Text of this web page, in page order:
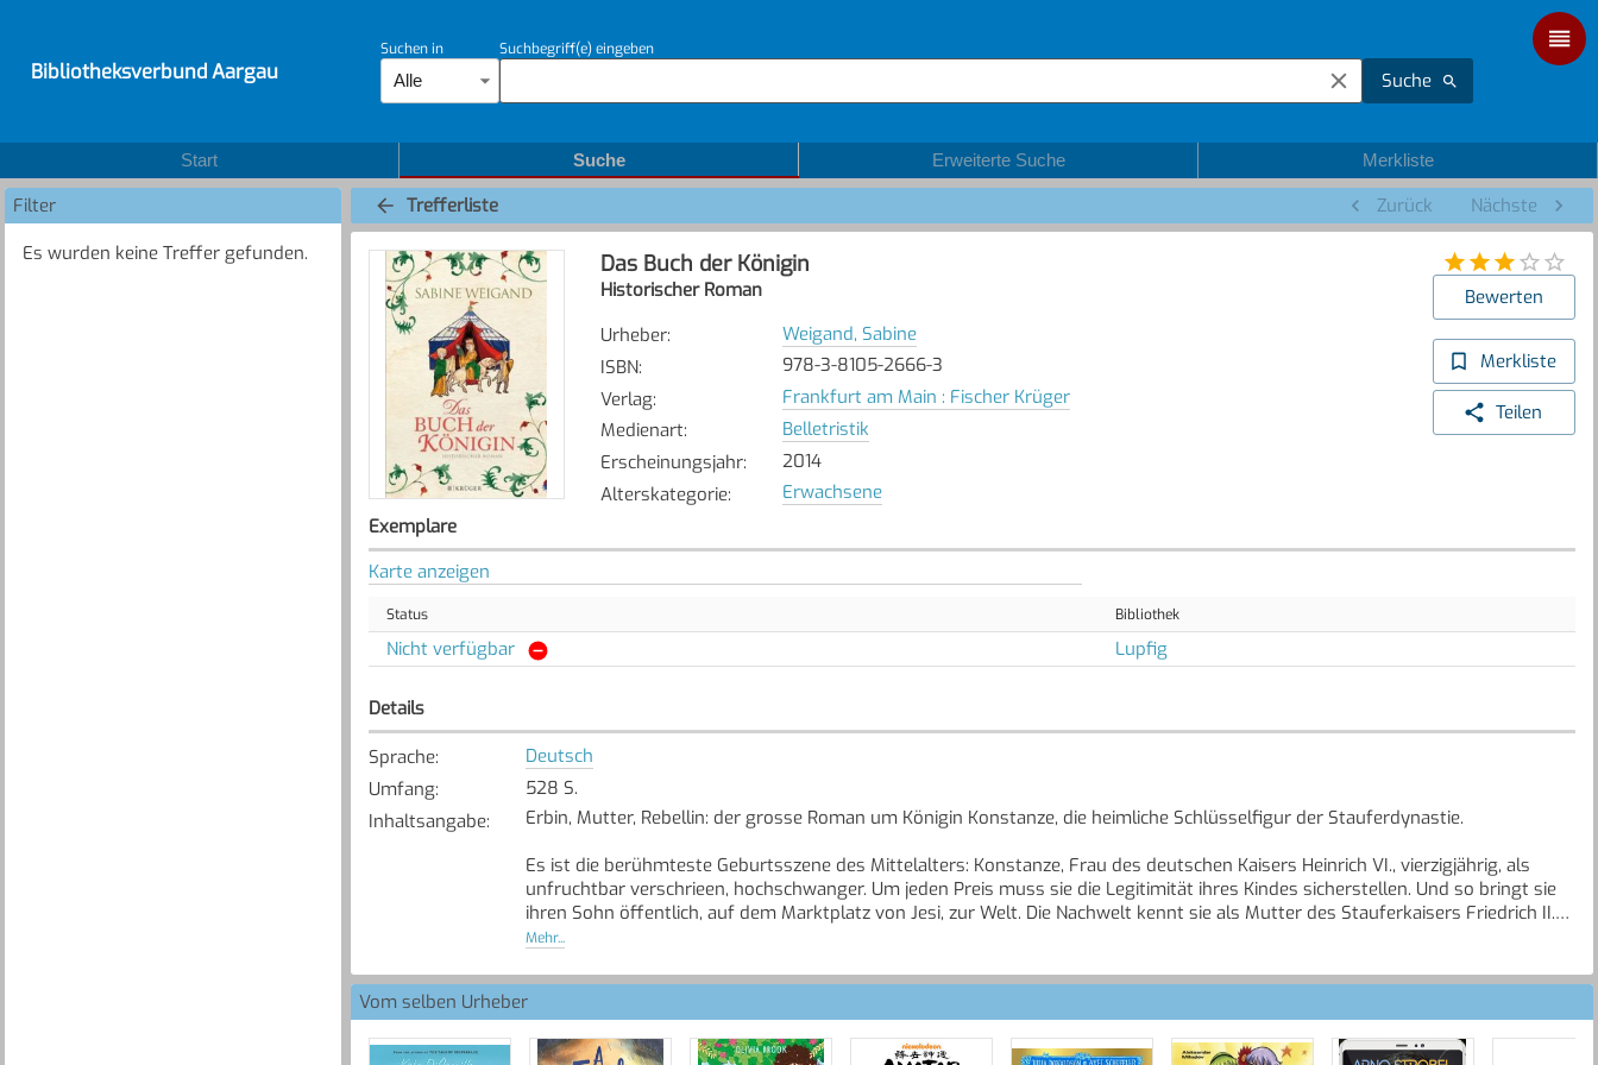
Bibliotheksverbund Aargau
Suchen in
Alle
Suchbegriff(e) eingeben
Suche
Start Suche Erweiterte Suche Merkliste
Filter
Es wurden keine Treffer gefunden.
Trefferliste Zurück Nächste
Das Buch der Königin
Historischer Roman
Urheber:
Weigand, Sabine
ISBN:
978-3-8105-2666-3
Verlag:
Frankfurt am Main : Fischer Krüger
Medienart:
Belletristik
Erscheinungsjahr:
2014
Alterskategorie: Erwachsene
Bewerten
Merkliste
Teilen
Exemplare
Karte anzeigen
Status Bibliothek
Nicht verfügbar Lupfig
Details
Sprache:
Deutsch
Umfang:
528 S.
Inhaltsangabe:
Erbin, Mutter, Rebellin: der grosse Roman um Königin Konstanze, die heimliche Schlüsselfigur der Stauferdynastie.
Es ist die berühmteste Geburtsszene des Mittelalters: Konstanze, Frau des deutschen Kaisers Heinrich VI., vierzigjährig, als
unfruchtbar verschrieen, hochschwanger. Um jeden Preis muss sie die Legitimität ihres Kindes sicherstellen. Und so bringt sie
ihren Sohn öffentlich, auf dem Marktplatz von Jesi, zur Welt. Die Nachwelt kennt sie als Mutter des Stauferkaisers Friedrich II.
Aber welcher Weg liegt wirklich hinter Konstanze von Sizilien? Wem gehört ihre Treue: ihrer Heimat Sizilien oder ihrem Mann,
Sabine Weigand erzählt das Leben einer Frau, deren Träume ganze Königreiche umfassen.
Mehr...
Vom selben Urheber